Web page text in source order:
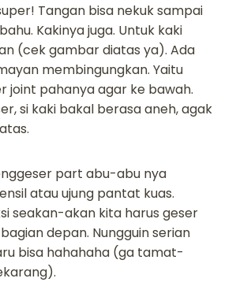
Tangan bisa nekuk sampai
Kakinya juga. Untuk kaki
(cek gambar diatas ya). Ada
membingungkan. Yaitu
joint pahanya agar ke bawah.
si kaki bakal berasa aneh, agak
part abu-abu nya
atau ujung pantat kuas.
seakan-akan kita harus geser
depan. Nungguin serian
bisa hahahaha (ga tamat-